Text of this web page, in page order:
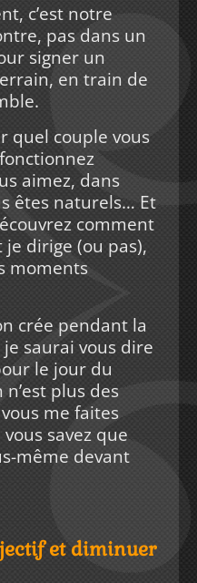
c’est notre
pas dans un
signer un
en train de
quel couple vous
aimez, dans
êtes naturels… Et
comment
dirige (ou pas),
moments
crée pendant la
saurai vous dire
le jour du
plus des
me faites
savez que
même devant
et diminuer